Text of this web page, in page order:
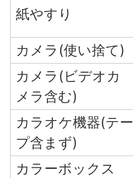
紙やすり
カメラ(使い捨て)
カメラ(ビデオカ
メラ含む)
カラオケ機器(テー
プ含まず)
カラーボックス